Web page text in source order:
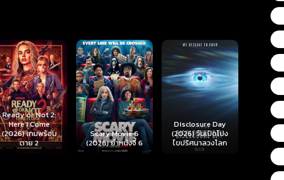
Scary Movie 6
(2026) ยำหนังจี้ 6
Disclosure Day
(2026) วันเปิดโปง
ไขปริศนาลวงโลก
Backrooms (2026)
นรกห้องลับ
Hokum
กุม